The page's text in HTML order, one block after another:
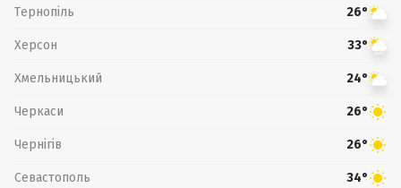
Тернопіль 26°
Херсон 33°
Хмельницький 24°
Черкаси 26°
Чернігів 26°
Севастополь 34°